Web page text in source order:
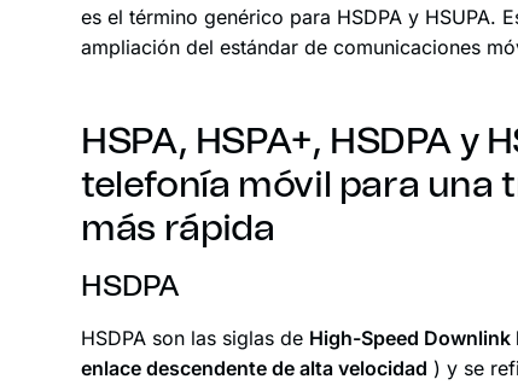
es el término genérico para HSDPA y HSUPA.
ampliación del estándar de comunicaciones
HSPA, HSPA+, HSDPA y
telefonía móvil para una
más rápida
HSDPA
HSDPA son las siglas de High-Speed Downlink
enlace descendente de alta velocidad ) y se